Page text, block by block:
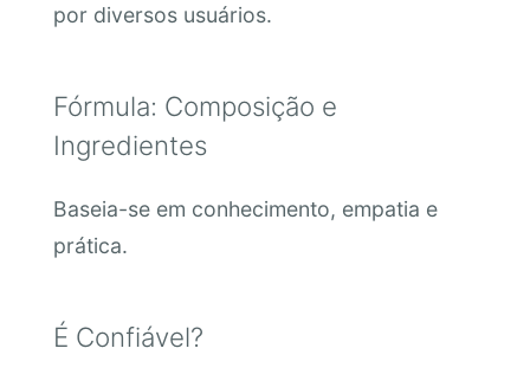
por diversos usuários.
Fórmula: Composição e
Ingredientes
Baseia-se em conhecimento, empatia e
prática.
É Confiável?